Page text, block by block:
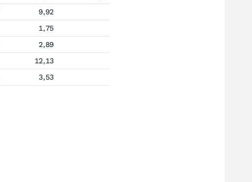
9,92
1,75
2,89
12,13
3,53